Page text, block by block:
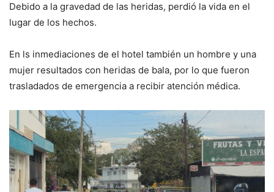
Debido a la gravedad de las heridas, perdió la vida en el
lugar de los hechos.
En ls inmediaciones de el hotel también un hombre y una
mujer resultados con heridas de bala, por lo que fueron
trasladados de emergencia a recibir atención médica.